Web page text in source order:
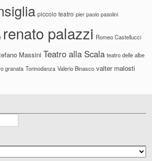
piccolo teatro pier paolo pasolini
renato palazzi Romeo Castellucci
Massini Teatro alla Scala teatro delle albe
granata Torinodanza Valerio Binasco valter malosti